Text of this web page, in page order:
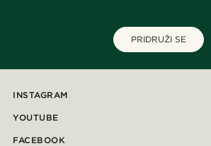
PRIDRUŽI SE
INSTAGRAM
YOUTUBE
FACEBOOK